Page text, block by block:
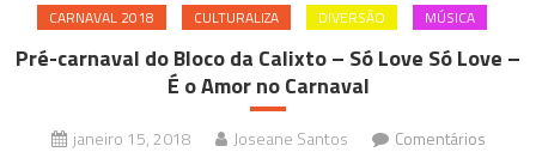
CARNAVAL 2018 CULTURALIZA DIVERSÃO MÚSICA
Pré-carnaval do Bloco da Calixto – Só Love Só Love –
É o Amor no Carnaval
janeiro 15, 2018 Joseane Santos
Comentários